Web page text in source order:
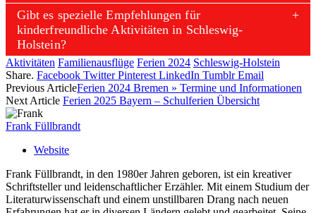
Gibt es spezielle Empfehlungen für
kinderfreundliche Aktivitäten in Schleswig-
Holstein?
Aktivitäten Familienausflüge Ferien 2024 Schleswig-Holstein
Share. Facebook Twitter Pinterest LinkedIn Tumblr Email
Previous ArticleFerien 2024 Bremen » Termine und Informationen
Next Article Ferien 2025 Bayern – Schulferien Übersicht
Frank Füllbrandt
Website
Frank Füllbrandt, in den 1980er Jahren geboren, ist ein kreativer
Schriftsteller und leidenschaftlicher Erzähler. Mit einem Studium der
Literaturwissenschaft und einem unstillbaren Drang nach neuen